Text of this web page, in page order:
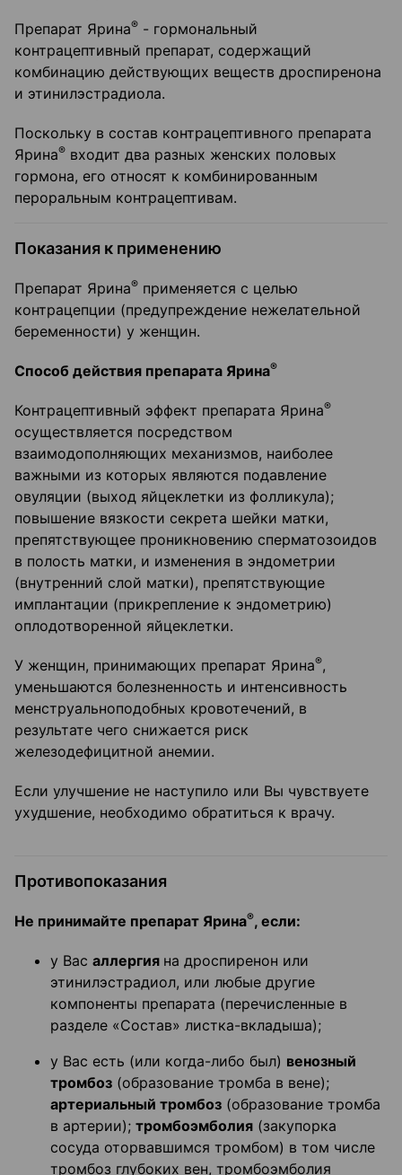
Препарат Ярина® - гормональный
контрацептивный препарат, содержащий
комбинацию действующих веществ дроспиренона
и этинилэстрадиола.
Поскольку в состав контрацептивного препарата
Ярина® входит два разных женских половых
гормона, его относят к комбинированным
пероральным контрацептивам.
Показания к применению
Препарат Ярина® применяется с целью
контрацепции (предупреждение нежелательной
беременности) у женщин.
Способ действия препарата Ярина®
Контрацептивный эффект препарата Ярина®
осуществляется посредством
взаимодополняющих механизмов, наиболее
важными из которых являются подавление
овуляции (выход яйцеклетки из фолликула);
повышение вязкости секрета шейки матки,
препятствующее проникновению сперматозоидов
в полость матки, и изменения в эндометрии
(внутренний слой матки), препятствующие
имплантации (прикрепление к эндометрию)
оплодотворенной яйцеклетки.
У женщин, принимающих препарат Ярина®,
уменьшаются болезненность и интенсивность
менструальноподобных кровотечений, в
результате чего снижается риск
железодефицитной анемии.
Если улучшение не наступило или Вы чувствуете
ухудшение, необходимо обратиться к врачу.
Противопоказания
Не принимайте препарат Ярина®, если:
у Вас аллергия на дроспиренон или
этинилэстрадиол, или любые другие
компоненты препарата (перечисленные в
разделе «Состав» листка-вкладыша);
у Вас есть (или когда-либо был) венозный
тромбоз (образование тромба в вене);
артериальный тромбоз (образование тромба
в артерии); тромбоэмболия (закупорка
сосуда оторвавшимся тромбом) в том числе
тромбоз глубоких вен, тромбоэмболия